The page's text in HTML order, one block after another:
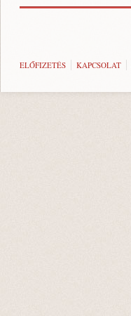
ELŐFIZETÉS KAPCSOLAT